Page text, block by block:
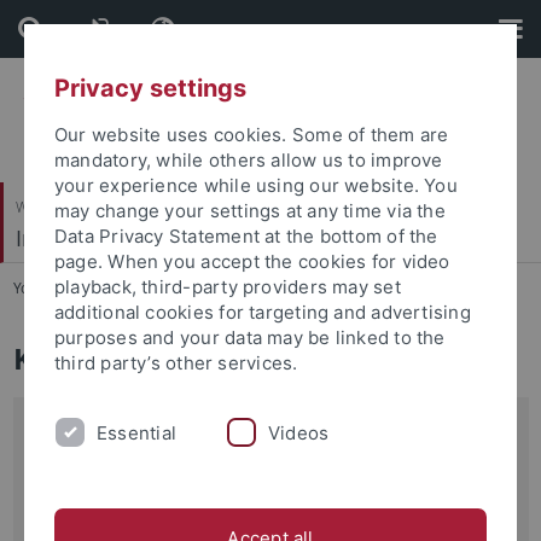
Skip
to
content
Skip
to
footer
Wirtschafts- und Sozialwissenschaftliche Fakultät
Institut für Rechtsextremismusforschung (IRex)
You are here: Startseite ... Kontakt
Kontakt
Sie haben Fragen? Ideen? Interesse an einer
Kontaktieren Sie uns: info@irex.uni-tuebingen.de
Privacy settings
Our website uses cookies. Some of them are
mandatory, while others allow us to improve
your experience while using our website. You
may change your settings at any time via the
Data Privacy Statement at the bottom of the
page. When you accept the cookies for video
playback, third-party providers may set
additional cookies for targeting and advertising
purposes and your data may be linked to the
third party’s other services.
Essential Videos